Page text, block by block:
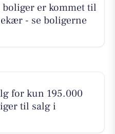
boliger er kommet til
- se boligerne
for kun 195.000
til salg i